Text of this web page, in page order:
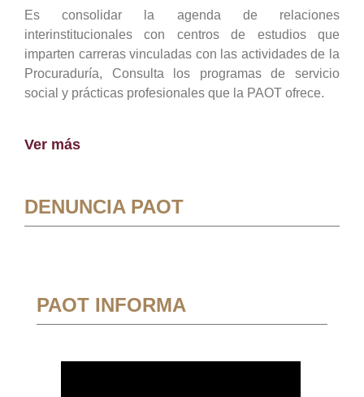
Es consolidar la agenda de relaciones
interinstitucionales con centros de estudios que
imparten carreras vinculadas con las actividades de la
Procuraduría, Consulta los programas de servicio
social y prácticas profesionales que la PAOT ofrece.
Ver más
DENUNCIA PAOT
PAOT INFORMA